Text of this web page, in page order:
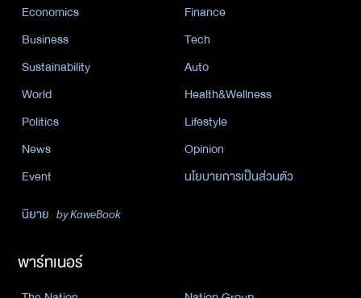
Economics
Finance
Business
Tech
Sustainability
Auto
World
Health&Wellness
Politics
Lifestyle
News
Opinion
Event
นโยบายการเป็นส่วนตัว
นิยาย by KaweBook
พาร์ทเนอร์